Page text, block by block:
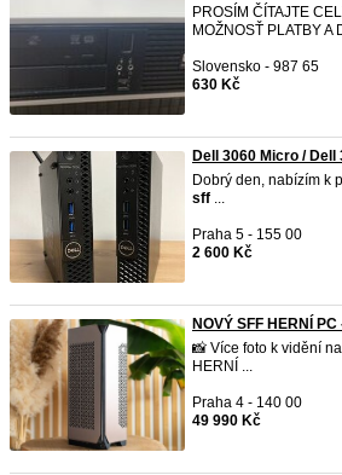
PROSÍM ČÍTAJTE
MOŽNOSŤ PLATBY A
Slovensko - 987 65
630 Kč
Dell 3060 Micro / Dell
Dobrý den, nabízím k
sff ...
Praha 5 - 155 00
2 600 Kč
NOVÝ SFF HERNÍ
📸 Více foto k vidění
HERNÍ ...
Praha 4 - 140 00
49 990 Kč